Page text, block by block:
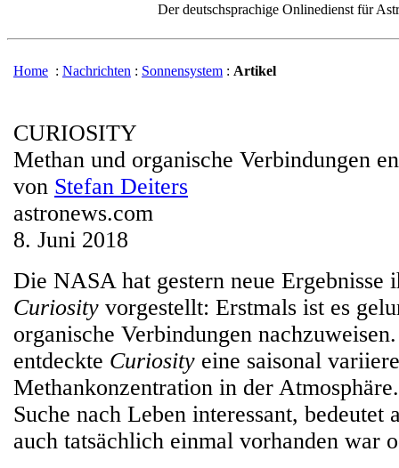
Der deutschsprachige Onlinedienst für
Home : Nachrichten : Sonnensystem : Artikel
CURIOSITY
Methan und organische Verbindungen
von Stefan Deiters
astronews.com
8. Juni 2018
Die NASA hat gestern neue Ergebnisse
Curiosity vorgestellt: Erstmals ist es
organische Verbindungen
entdeckte Curiosity eine saisonal
Methankonzentration in der
Suche nach Leben interessant, bedeutet
auch tatsächlich einmal vorhanden war